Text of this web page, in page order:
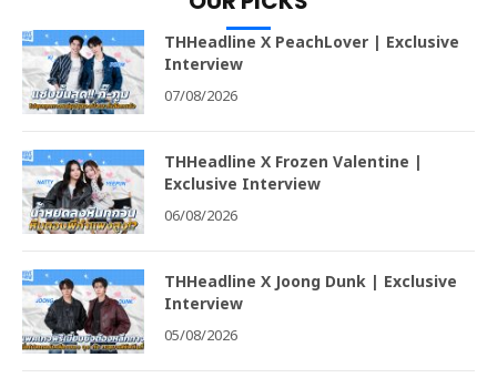
THHeadline X PeachLover | Exclusive
Interview
07/08/2026
THHeadline X Frozen Valentine |
Exclusive Interview
06/08/2026
THHeadline X Joong Dunk | Exclusive
Interview
05/08/2026